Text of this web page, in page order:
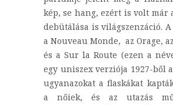
kép, se hang, ezért is volt már
debütálása is világszenzáció. A
a Nouveau Monde, az Orage,
és a Sur la Route (ezen a
egy uniszex verziója 1927-ből
ugyanazokat a flaskákat
a nőiek, és az utazás